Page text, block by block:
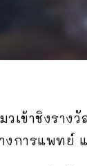
ข้าชิงราง
งการแพทย์